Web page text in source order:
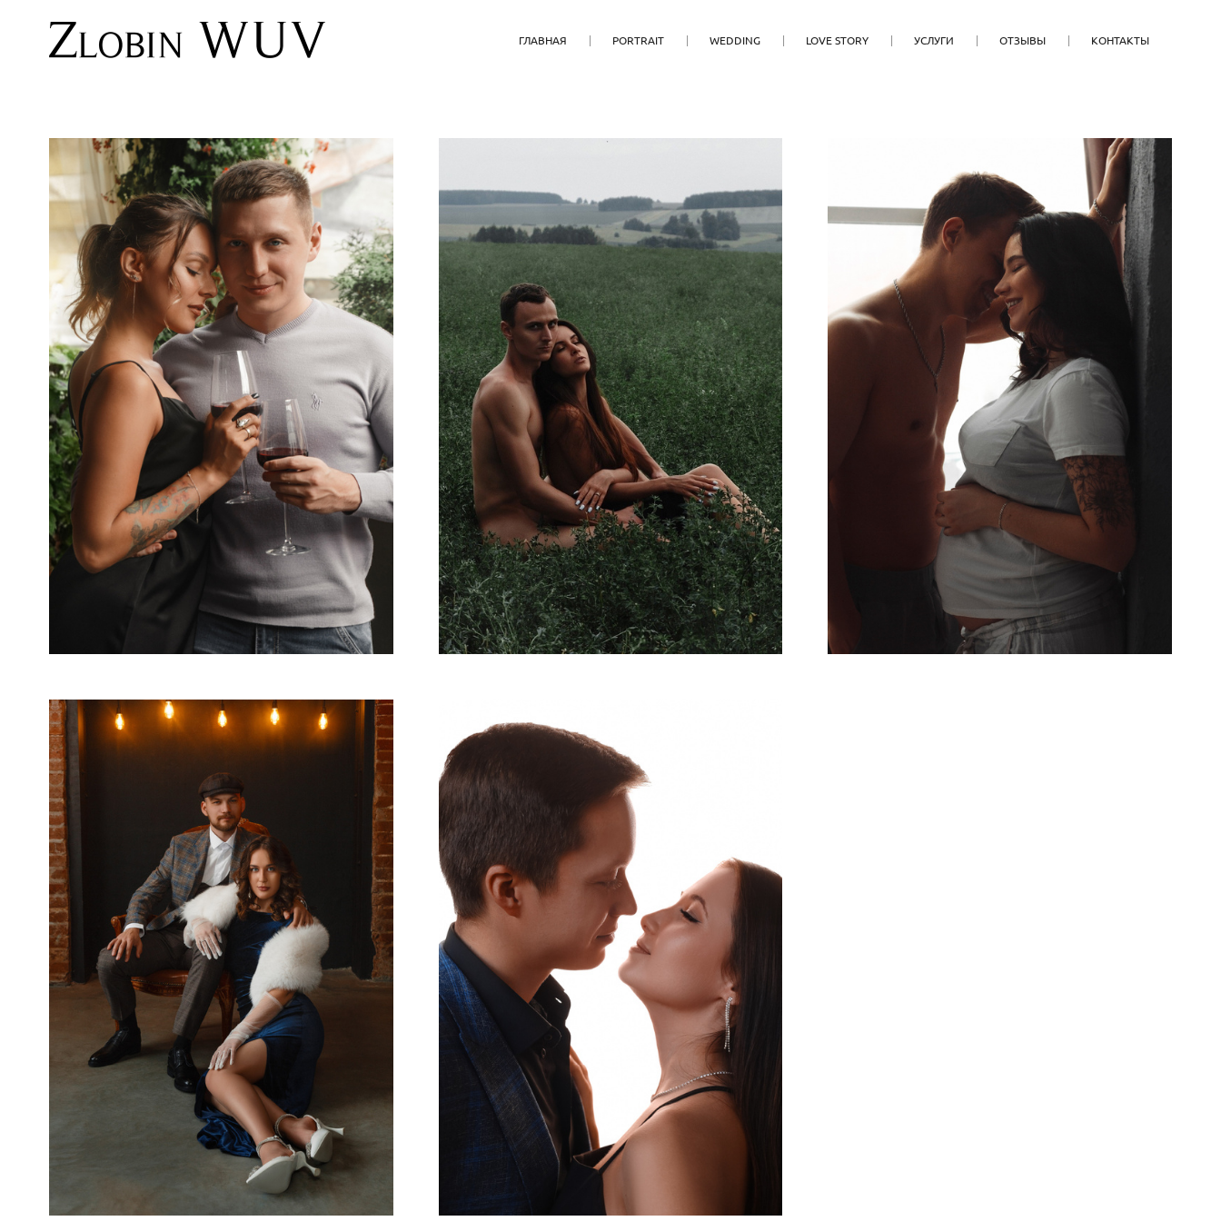
ГЛАВНАЯ PORTRAIT WEDDING LOVE STORY УСЛУГИ ОТЗЫВЫ КОНТАКТЫ